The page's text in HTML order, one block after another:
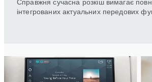
інтегрованих актуальних передових